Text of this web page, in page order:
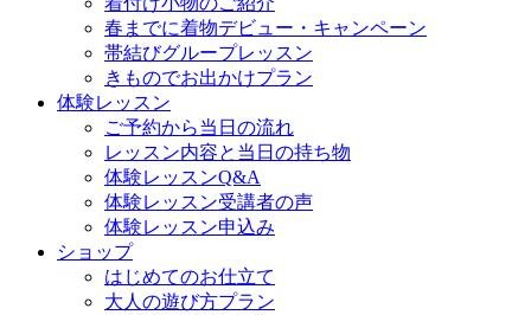
春までに着物デビュー・キャンペーン
帯結びグループレッスン
きものでお出かけプラン
体験レッスン
ご予約から当日の流れ
レッスン内容と当日の持ち物
体験レッスンQ&A
体験レッスン受講者の声
体験レッスン申込み
ショップ
はじめてのお仕立て
大人の遊び方プラン